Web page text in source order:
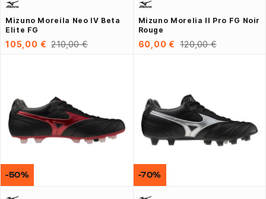
Mizuno Moreila Neo IV Beta
Elite FG
105,00 € 210,00 €
Mizuno Morelia II Pro FG Noir
Rouge
60,00 € 120,00 €
-50% -70%